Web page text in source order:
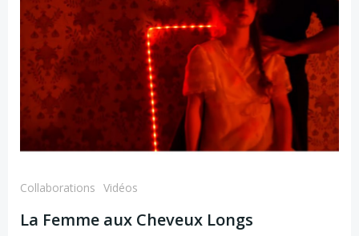
Collaborations Vidéos
La Femme aux Cheveux Longs